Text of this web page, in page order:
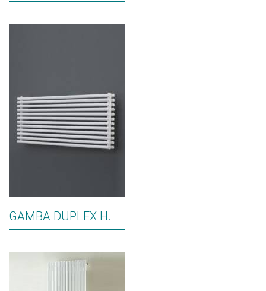
GAMBA DUPLEX H.